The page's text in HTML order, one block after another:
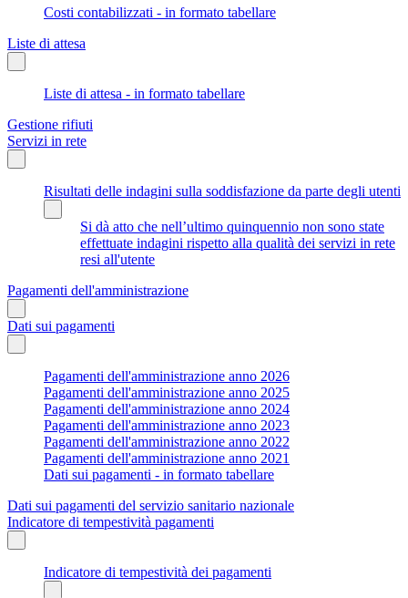
Costi contabilizzati - in formato tabellare
Liste di attesa
Liste di attesa - in formato tabellare
Gestione rifiuti
Servizi in rete
Risultati delle indagini sulla soddisfazione da parte degli utenti
Si dà atto che nell’ultimo quinquennio non sono state
effettuate indagini rispetto alla qualità dei servizi in rete
resi all'utente
Pagamenti dell'amministrazione
Dati sui pagamenti
Pagamenti dell'amministrazione anno 2026
Pagamenti dell'amministrazione anno 2025
Pagamenti dell'amministrazione anno 2024
Pagamenti dell'amministrazione anno 2023
Pagamenti dell'amministrazione anno 2022
Pagamenti dell'amministrazione anno 2021
Dati sui pagamenti - in formato tabellare
Dati sui pagamenti del servizio sanitario nazionale
Indicatore di tempestività pagamenti
Indicatore di tempestività dei pagamenti